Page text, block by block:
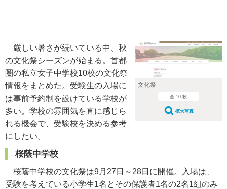
文化祭
全 10 枚
拡大写真
厳しい暑さが続いている中、秋
の文化祭シーズンが始まる。首都
圏の私立女子中学校10校の文化祭
情報をまとめた。受験生の入場に
は事前予約制を設けている学校が
多い。学校の雰囲気を直に感じら
れる機会で、受験校を決める参考
にしたい。
桜蔭中学校
桜蔭中学校の文化祭は9月27日～28日に開催。入場は、
受験を考えている小学生1名とその保護者1名の2名1組のみ